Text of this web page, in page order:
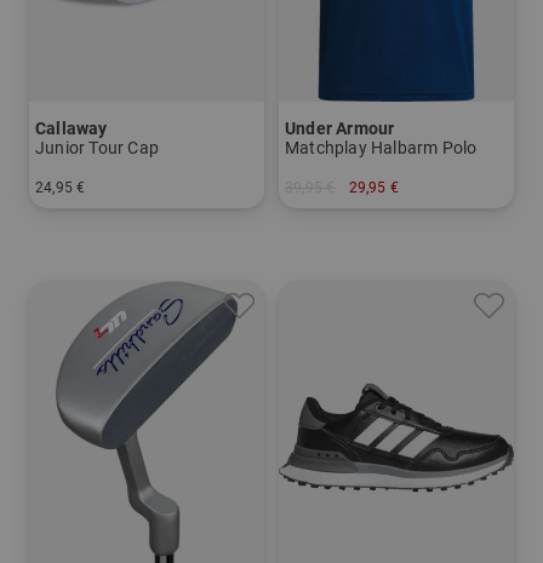
Callaway
Junior Tour Cap
24,95 €
Under Armour
Matchplay Halbarm Polo
29,95 €